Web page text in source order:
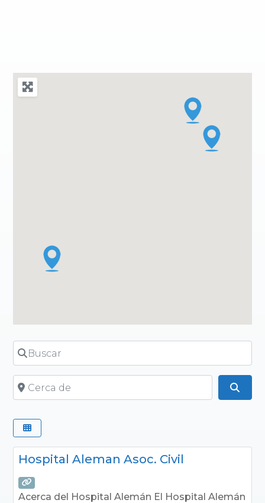
Buscar
Cerca de
Hospital Aleman Asoc. Civil
Acerca del Hospital Alemán El Hospital Alemán